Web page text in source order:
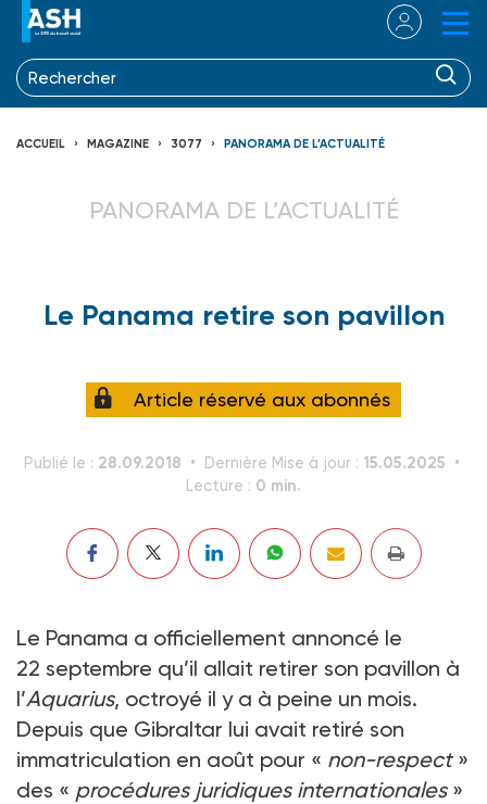
ACCUEIL MAGAZINE 3077 PANORAMA DE L’ACTUALITÉ
PANORAMA DE L’ACTUALITÉ
Le Panama retire son pavillon
Article réservé aux abonnés
Publié le : 28.09.2018 Dernière Mise à jour : 15.05.2025
Lecture : 0 min.
Le Panama a officiellement annoncé le
22 septembre qu’il allait retirer son pavillon à
l’Aquarius, octroyé il y a à peine un mois.
Depuis que Gibraltar lui avait retiré son
immatriculation en août pour « non-respect»
des « procédures juridiques internationales»